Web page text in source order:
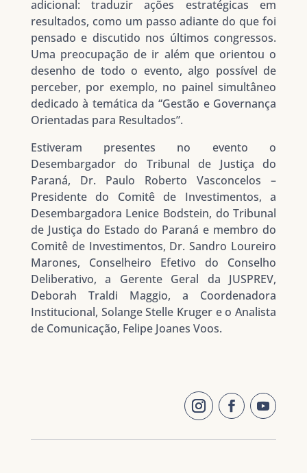
adicional: traduzir ações estratégicas em
resultados, como um passo adiante do que foi
pensado e discutido nos últimos congressos.
Uma preocupação de ir além que orientou o
desenho de todo o evento, algo possível de
perceber, por exemplo, no painel simultâneo
dedicado à temática da “Gestão e Governança
Orientadas para Resultados”.
Estiveram presentes no evento o
Desembargador do Tribunal de Justiça do
Paraná, Dr. Paulo Roberto Vasconcelos –
Presidente do Comitê de Investimentos, a
Desembargadora Lenice Bodstein, do Tribunal
de Justiça do Estado do Paraná e membro do
Comitê de Investimentos, Dr. Sandro Loureiro
Marones, Conselheiro Efetivo do Conselho
Deliberativo, a Gerente Geral da JUSPREV,
Deborah Traldi Maggio, a Coordenadora
Institucional, Solange Stelle Kruger e o Analista
de Comunicação, Felipe Joanes Voos.